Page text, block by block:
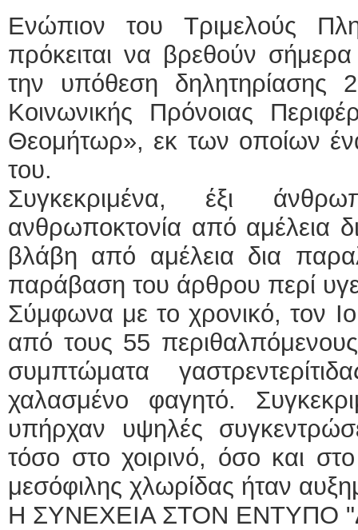
Ενώπιον του Τριμελούς
πρόκειται να βρεθούν σήμερα
την υπόθεση δηλητηρίασης
Κοινωνικής Πρόνοιας
Θεομήτωρ», εκ των οποίων
του.
Συγκεκριμένα, έξι
ανθρωποκτονία από αμέλεια
βλάβη από αμέλεια δια
παράβαση του άρθρου περί
Σύμφωνα με το χρονικό, τον
από τους 55
συμπτώματα
χαλασμένο φαγητό.
υπήρχαν υψηλές
τόσο στο χοιρινό, όσο και στο
μεσόφιλης χλωρίδας ήταν
Η ΣΥΝΕΧΕΙΑ ΣΤΟΝ ΕΝΤΥΠΟ